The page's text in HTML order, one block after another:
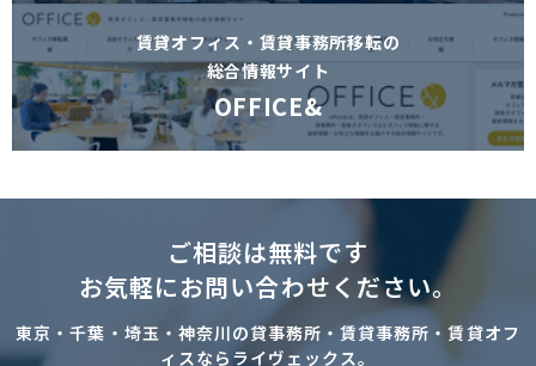
賃貸オフィス・賃貸事務所移転の
総合情報サイト
OFFICE&
ご相談は無料です
お気軽にお問い合わせください。
東京・千葉・埼玉・神奈川の貸事務所・賃貸事務所・賃貸オフ
ィスならライヴェックス。